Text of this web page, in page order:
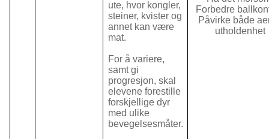
ute, hvor kongler,
steiner, kvister og
annet kan være
mat.
For å variere,
samt gi
progresjon, skal
elevene forestille
forskjellige dyr
med ulike
bevegelsesmåter.
Forbedre
Påvirke både
utholdenhet